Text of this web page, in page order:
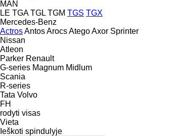
MAN
LE TGA TGL TGM TGS TGX
Mercedes-Benz
ActrosAntosArocsAtegoAxor Sprinter
Nissan
Atleon
Parker Renault
G-series Magnum Midlum
Scania
R-series
Tata Volvo
FH
rodyti visas
Vieta
Ieškoti spindulyje